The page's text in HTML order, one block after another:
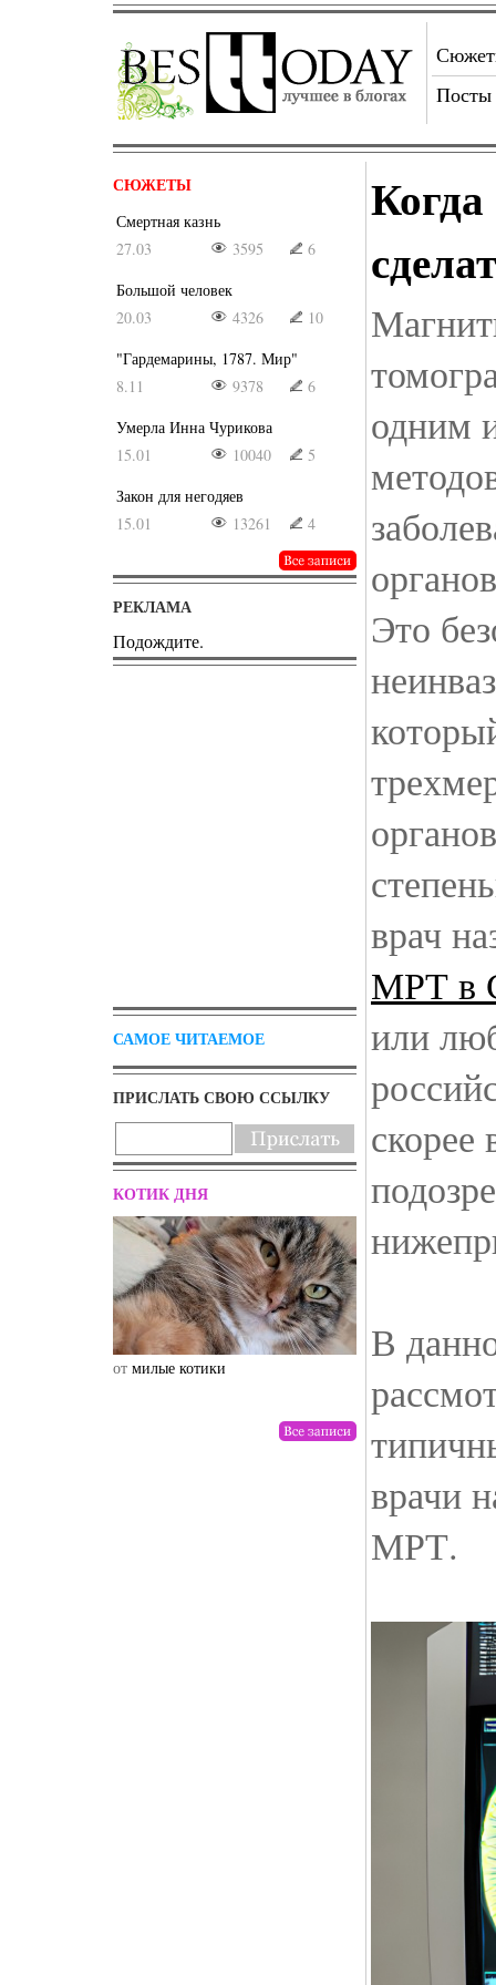
Посты
СЮЖЕТЫ
Смертная казнь
27.03
3595
6
Большой человек
20.03
4326
10
"Гардемарины, 1787. Мир"
8.11
9378
6
Умерла Инна Чурикова
15.01
10040
5
Закон для негодяев
15.01
13261 4
РЕКЛАМА
Подождите.
САМОЕ ЧИТАЕМОЕ
ПРИСЛАТЬ СВОЮ ССЫЛКУ
КОТИК ДНЯ
от милые котики drunktwi
одним
Это
врач
МРТ в
или
скорее
В
врачи
МРТ.